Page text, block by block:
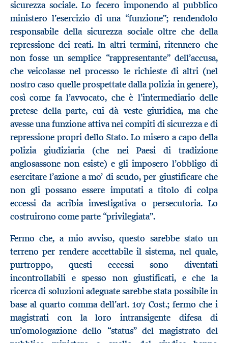
sicurezza sociale. Lo fecero imponendo al pubblico
ministero l’esercizio di una “funzione”; rendendolo
responsabile della sicurezza sociale oltre che della
repressione dei reati. In altri termini, ritennero che
non fosse un semplice “rappresentante” dell’accusa,
che veicolasse nel processo le richieste di altri (nel
nostro caso quelle prospettate dalla polizia in genere),
così come fa l’avvocato, che è l’intermediario delle
pretese della parte, cui dà veste giuridica, ma che
avesse una funzione attiva nei compiti di sicurezza e di
repressione propri dello Stato. Lo misero a capo della
polizia giudiziaria (che nei Paesi di tradizione
anglosassone non esiste) e gli imposero l’obbligo di
esercitare l’azione a mo’ di scudo, per giustificare che
non gli possano essere imputati a titolo di colpa
eccessi da acribia investigativa o persecutoria. Lo
costruirono come parte “privilegiata”.
Fermo che, a mio avviso, questo sarebbe stato un
terreno per rendere accettabile il sistema, nel quale,
purtroppo, questi eccessi sono diventati
incontrollabili e spesso non giustificati, e che la
ricerca di soluzioni adeguate sarebbe stata possibile in
base al quarto comma dell’art. 107 Cost.; fermo che i
magistrati con la loro intransigente difesa di
un’omologazione dello “status” del magistrato del